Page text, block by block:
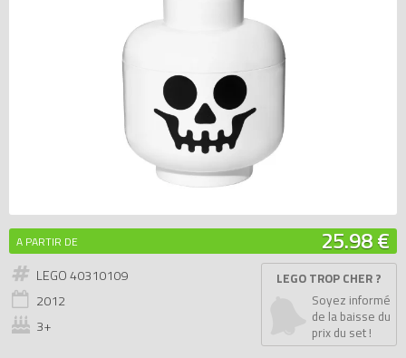
EXPOSITIONS LEGO
DERNIERS LEGO AJOUTÉS
A PARTIR DE 25.98 €
LEGO 40310109
2012
3+
LEGO TROP CHER ?
Soyez informé
de la baisse du
prix du set !